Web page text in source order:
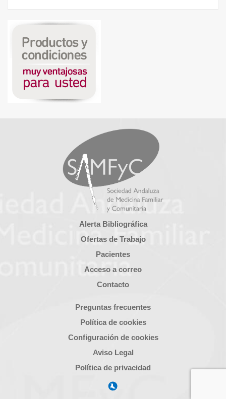
Alerta Bibliográfica
Ofertas de Trabajo
Pacientes
Acceso a correo
Contacto
Preguntas frecuentes
Política de cookies
Configuración de cookies
Aviso Legal
Política de privacidad